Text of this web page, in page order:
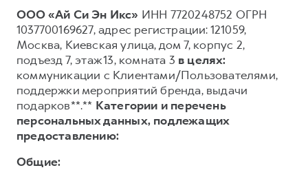
ООО «Ай Си Эн Икс» ИНН 7720248752 ОГРН
1037700169627, адрес регистрации: 121059,
Москва, Киевская улица, дом 7, корпус 2,
подъезд 7, этаж 13, комната 3 в целях:
коммуникации с Клиентами/Пользователями,
поддержки мероприятий бренда, выдачи
подарков**.** Категории и перечень
персональных данных, подлежащих
предоставлению:
Общие: